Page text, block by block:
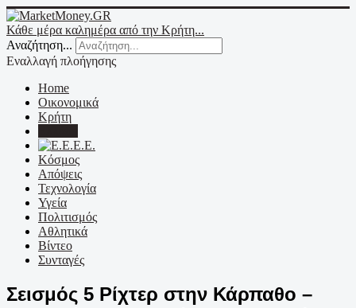
Κάθε μέρα καλημέρα από την Κρήτη...
Αναζήτηση...
Εναλλαγή πλοήγησης
Home
Οικονομικά
Κρήτη
Ε.Ε.
Κόσμος
Απόψεις
Τεχνολογία
Υγεία
Πολιτισμός
Αθλητικά
Βίντεο
Συνταγές
Σεισμός 5 Ρίχτερ στην Κάρπαθο –